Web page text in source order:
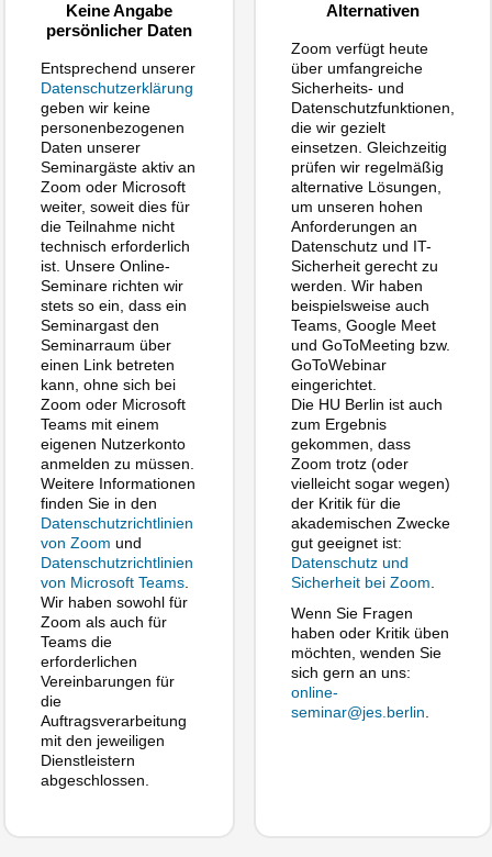
Keine Angabe
persönlicher Daten
Entsprechend unserer
Datenschutzerklärung
geben wir keine
personenbezogenen
Daten unserer
Seminargäste aktiv an
Zoom oder Microsoft
weiter, soweit dies für
die Teilnahme nicht
technisch erforderlich
ist. Unsere Online-
Seminare richten wir
stets so ein, dass ein
Seminargast den
Seminarraum über
einen Link betreten
kann, ohne sich bei
Zoom oder Microsoft
Teams mit einem
eigenen Nutzerkonto
anmelden zu müssen.
Weitere Informationen
finden Sie in den
Datenschutzrichtlinien
von Zoom und
Datenschutzrichtlinien
von Microsoft Teams
Wir haben sowohl für
Zoom als auch für
Teams die
erforderlichen
Vereinbarungen für
die
Auftragsverarbeitung
mit den jeweiligen
Dienstleistern
abgeschlossen.
Alternativen
Zoom verfügt heute
über umfangreiche
Sicherheits- und
Datenschutzfunktionen,
die wir gezielt
einsetzen. Gleichzeitig
prüfen wir regelmäßig
alternative Lösungen,
um unseren hohen
Anforderungen an
Datenschutz und IT-
Sicherheit gerecht zu
werden. Wir haben
beispielsweise auch
Teams, Google Meet
und GoToMeeting bzw.
GoToWebinar
eingerichtet.
Die HU Berlin ist auch
zum Ergebnis
gekommen, dass
Zoom trotz (oder
vielleicht sogar wegen)
der Kritik für die
akademischen Zwecke
gut geeignet ist:
Datenschutz und
Sicherheit bei Zoom
Wenn Sie Fragen
haben oder Kritik üben
möchten, wenden Sie
sich gern an uns:
online-
seminar@jes.berlin